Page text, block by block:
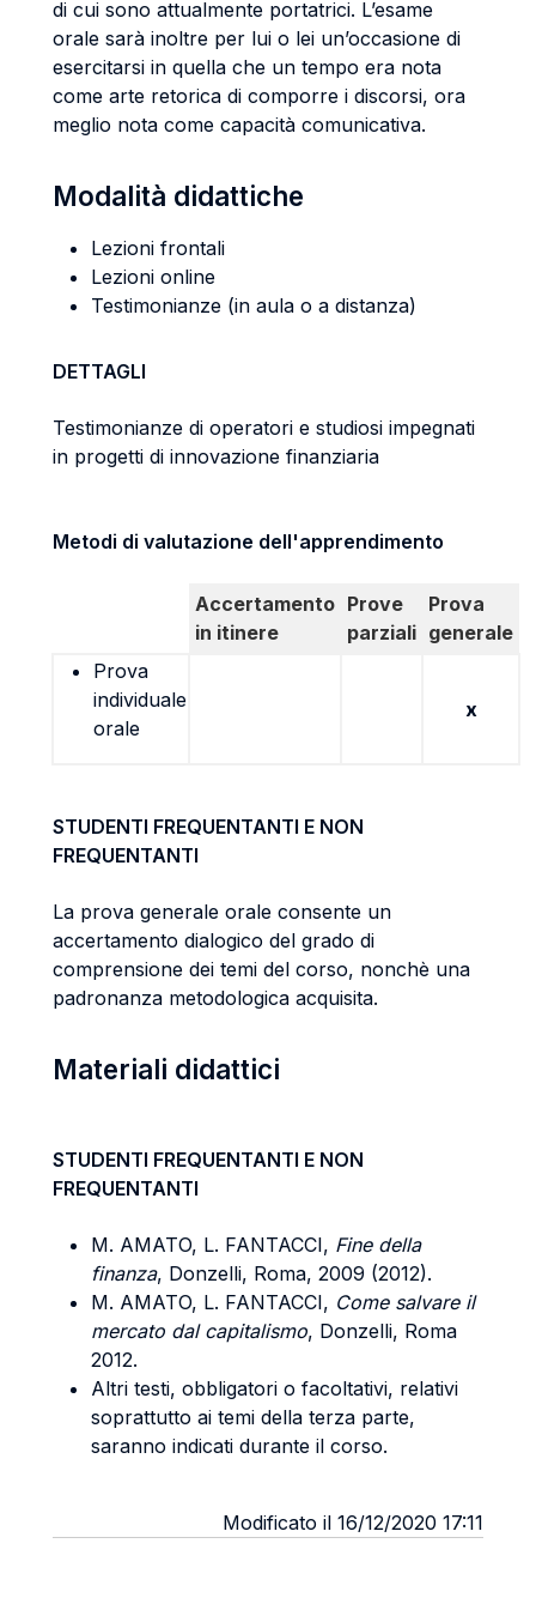
di cui sono attualmente portatrici. L’esame
orale sarà inoltre per lui o lei un’occasione di
esercitarsi in quella che un tempo era nota
come arte retorica di comporre i discorsi, ora
meglio nota come capacità comunicativa.
Modalità didattiche
Lezioni frontali
Lezioni online
Testimonianze (in aula o a distanza)
DETTAGLI
Testimonianze di operatori e studiosi impegnati
in progetti di innovazione finanziaria
Metodi di valutazione dell'apprendimento
Accertamento
in itinere
Prove
parziali
Prova
generale
Prova
individuale
orale
x
STUDENTI FREQUENTANTI E NON
FREQUENTANTI
La prova generale orale consente un
accertamento dialogico del grado di
comprensione dei temi del corso, nonchè una
padronanza metodologica acquisita.
Materiali didattici
STUDENTI FREQUENTANTI E NON
FREQUENTANTI
M. AMATO, L. FANTACCI, Fine della
finanza, Donzelli, Roma, 2009 (2012).
M. AMATO, L. FANTACCI, Come salvare il
mercato dal capitalismo, Donzelli, Roma
2012.
Altri testi, obbligatori o facoltativi, relativi
soprattutto ai temi della terza parte,
saranno indicati durante il corso.
Modificato il 16/12/2020 17:11